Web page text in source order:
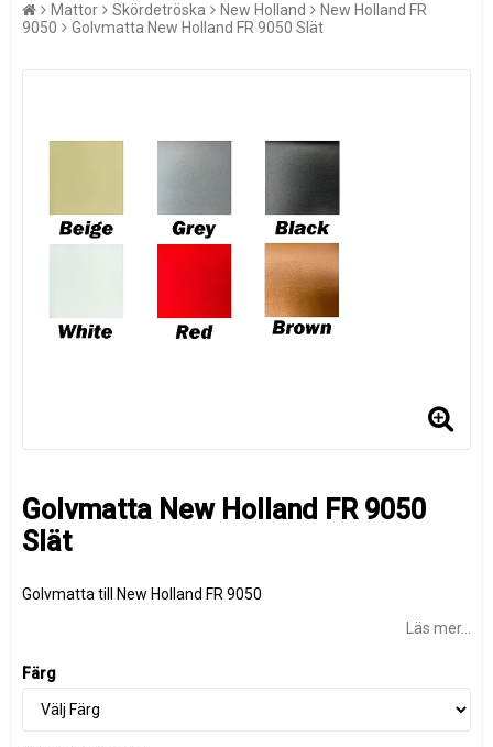
Mattor Skördetröska New Holland
New Holland FR
9050
Golvmatta New Holland FR 9050 Slät
Golvmatta New Holland FR 9050
Slät
Golvmatta till New Holland FR 9050
Läs mer...
Färg